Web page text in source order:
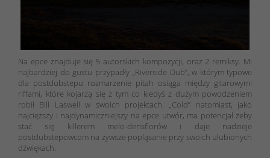
Na epce znajduje się 5 autorskich kompozycji, oraz 2 remiksy. Mi
najbardziej do gustu przypadły „Riverside Dub”, w którym typowe
dla postdubstepu rozmarzenie pitah osiąga między gitarowymi
riffami, które kojarzą się z tym co kiedyś z dużym powodzeniem
robił Bill Laswell w swoich projektach. „Cold” natomiast, jako
najcięższy i najdynamiczniejszy na epce utwór, ma potencjał żeby
stać się killerem melo-densflorów i daje nadzieje
postdubstepowcom na żywsze popląsanie przy swoich ulubionych
dźwiękach.